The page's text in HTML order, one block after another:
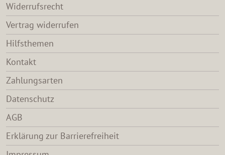
Widerrufsrecht
Vertrag widerrufen
Hilfsthemen
Kontakt
Zahlungsarten
Datenschutz
AGB
Erklärung zur Barrierefreiheit